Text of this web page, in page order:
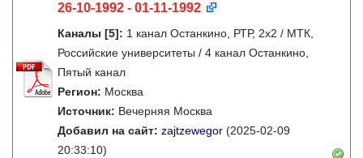
26-10-1992 - 01-11-1992
Каналы [5]: 1 канал Останкино, РТР, 2х2 / МТК,
Российские университеты / 4 канал Останкино,
Пятый канал
Регион: Москва
Источник: Вечерняя Москва
Добавил на сайт: zajtzewegor (2025-02-09
20:33:10)